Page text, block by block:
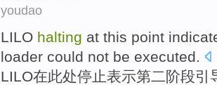
youdao
LILO halting at this point
loader could not be executed.
LILO在此处停止表示第二阶段引